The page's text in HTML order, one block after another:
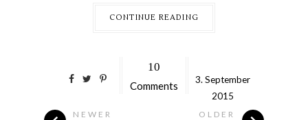
CONTINUE READING
10
Comments 3.September
2015
NEWER OLDER